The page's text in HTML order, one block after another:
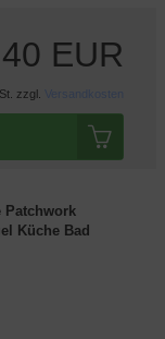
EUR
zzgl. Versandkosten
Patchwork
Küche Bad